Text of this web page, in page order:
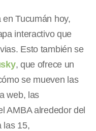
Tucumán hoy,
interactivo que
Esto también se
, que ofrece un
se mueven las
web, las
AMBA alrededor del
las 15,